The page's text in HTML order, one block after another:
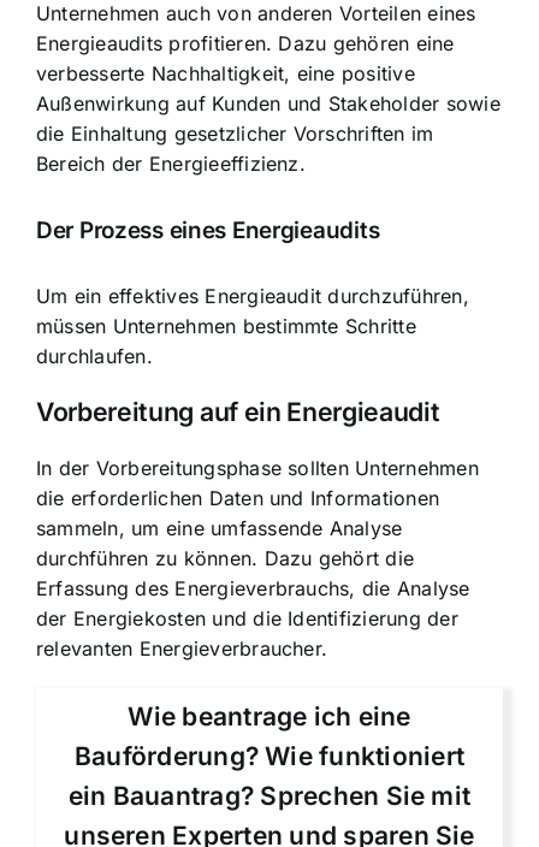
Unternehmen auch von anderen Vorteilen eines
Energieaudits profitieren. Dazu gehören eine
verbesserte Nachhaltigkeit, eine positive
Außenwirkung auf Kunden und Stakeholder sowie
die Einhaltung gesetzlicher Vorschriften im
Bereich der Energieeffizienz.
Der Prozess eines Energieaudits
Um ein effektives Energieaudit durchzuführen,
müssen Unternehmen bestimmte Schritte
durchlaufen.
Vorbereitung auf ein Energieaudit
In der Vorbereitungsphase sollten Unternehmen
die erforderlichen Daten und Informationen
sammeln, um eine umfassende Analyse
durchführen zu können. Dazu gehört die
Erfassung des Energieverbrauchs, die Analyse
der Energiekosten und die Identifizierung der
relevanten Energieverbraucher.
Wie beantrage ich eine
Bauförderung? Wie funktioniert
ein Bauantrag? Sprechen Sie mit
unseren Experten und sparen Sie